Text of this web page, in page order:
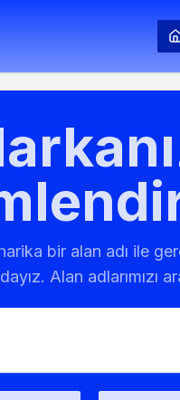
bir alan adı ile
Alan adlarımızı